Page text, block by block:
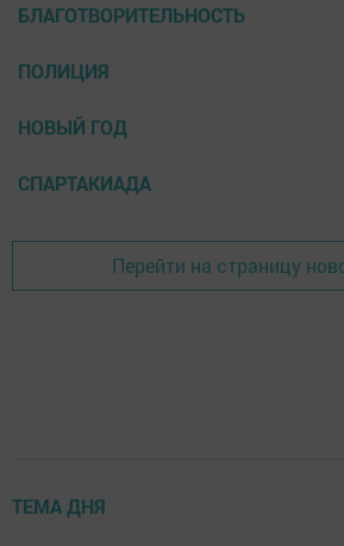
БЛАГОТВОРИТЕЛЬНОСТЬ
ПОЛИЦИЯ
НОВЫЙ ГОД
СПАРТАКИАДА
Перейти на страницу
ТЕМА ДНЯ